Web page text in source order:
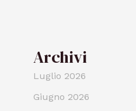
Archivi
Luglio 2026
Giugno 2026